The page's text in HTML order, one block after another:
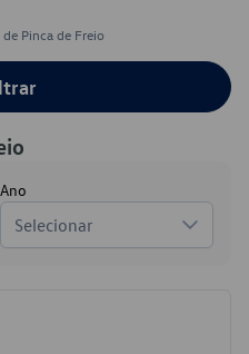
Pinca de Freio
Ano
Selecionar